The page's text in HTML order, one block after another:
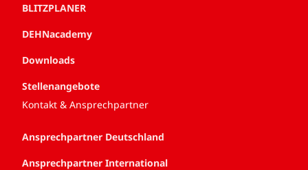
BLITZPLANER
DEHNacademy
Downloads
Stellenangebote
Kontakt & Ansprechpartner
Ansprechpartner Deutschland
Ansprechpartner International